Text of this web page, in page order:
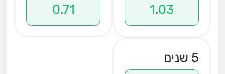
1.03
0.71
5 שנים